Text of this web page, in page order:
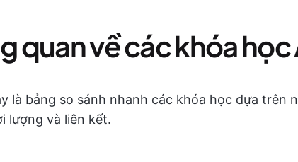
quan về các khóa học
là bảng so sánh nhanh các khóa học dựa trên
lượng và liên kết.